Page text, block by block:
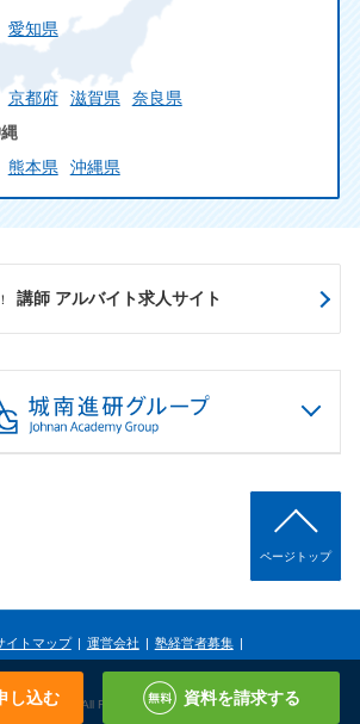
愛知県
京都府 滋賀県
奈良県
熊本県 沖縄県
講師 アルバイト求人サイト
ページトップ
イトマップ 運営会社
塾経営者募集
Group, INC. All Rights Reserved.
し込む 資料を請求する